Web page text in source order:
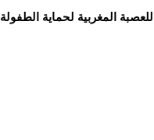
المغربیة لحمایة الطفولة